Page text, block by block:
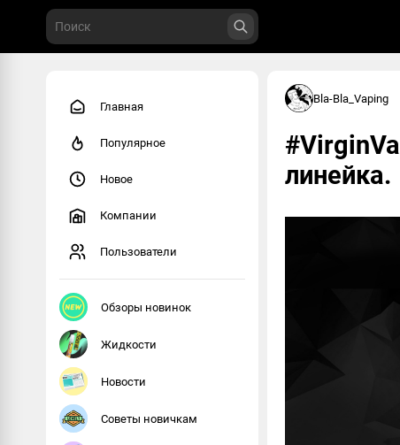
Главная
Популярное
Новое
Компании
Пользователи
Обзоры новинок
Жидкости
Новости
Советы новичкам
Bla-Bla_Vaping
линейка.